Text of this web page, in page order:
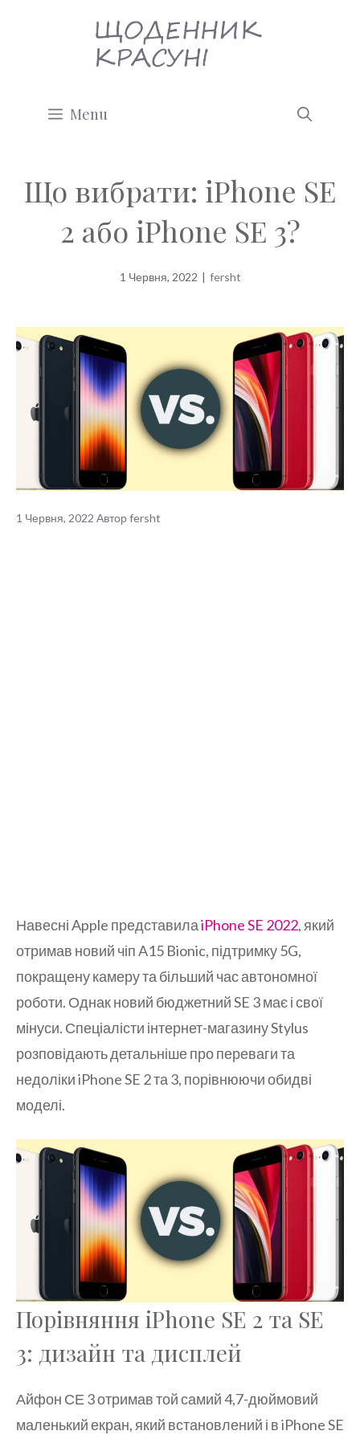
Menu
Що вибрати: iPhone SE
2 або iPhone SE 3?
1 Червня, 2022 | fersht
1 Червня, 2022 Авторfersht
Навесні Apple представилаiPhone SE 2022, який
отримав новий чіп A15 Bionic, підтримку 5G,
покращену камеру та більший час автономної
роботи. Однак новий бюджетний SE 3 має і свої
мінуси. Спеціалісти інтернет-магазину Stylus
розповідають детальніше про переваги та
недоліки iPhone SE 2 та 3, порівнюючи обидві
моделі.
Порівняння iPhone SE 2 та SE
3: дизайн та дисплей
Айфон СЕ 3 отримав той самий 4,7-дюймовий
маленький екран, який встановлений і в iPhone SE